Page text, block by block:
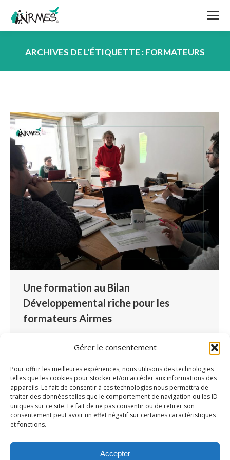
Gérer le consentement
Pour offrir les meilleures expériences, nous utilisons des technologies
telles que les cookies pour stocker et/ou accéder aux informations des
appareils. Le fait de consentir à ces technologies nous permettra de
traiter des données telles que le comportement de navigation ou les ID
uniques sur ce site. Le fait de ne pas consentir ou de retirer son
consentement peut avoir un effet négatif sur certaines caractéristiques
et fonctions.
Accepter
ARCHIVES DE L’ÉTIQUETTE :FORMATEURS
Une formation au Bilan
Développemental riche pour les
formateurs Airmes
formation au Bilan Développemental les 28
février et 1er mars 2018. Animée par Gloria
Laxer, directrice de recherche en sciences de
l’éducation et maître de conférences honoraire,
la formation avait pour objectif d’échanger sur
l’usager. Retour sur des connaissances qui